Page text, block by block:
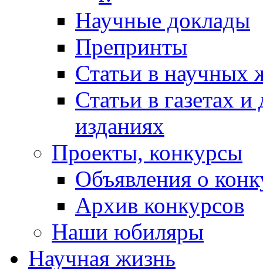
Научные доклады
Препринты
Статьи в научных
Статьи в газетах
изданиях
Проекты, конкурсы
Объявления о
Архив конкурсов
Наши юбиляры
Научная жизнь